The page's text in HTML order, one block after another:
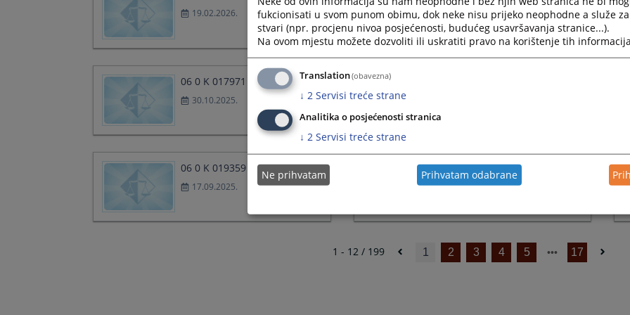
Press
the
question
dates.
19.02.2026. 20.01.2026.
06 0 K 017971 25 K
30.10.2025.
06 0 K 019359 25 K
17.09.2025.
06 0 K 021114 25 K
11.09.2025.
1 - 12 / 199 1 2 3 4 5 17
fukcionisati u svom punom obimu, dok neke nisu prijeko neophodne a služe
stvari (npr. procjenu nivoa posjećenosti, budućeg usavršavanja stranice...).
Na ovom mjestu možete dozvoliti ili uskratiti pravo na korištenje tih
Translation(obavezna)
↓ 2 Servisi treće strane
Analitika o posjećenosti stranica
↓ 2 Servisi treće strane
Ne prihvatam Prihvatam odabrane